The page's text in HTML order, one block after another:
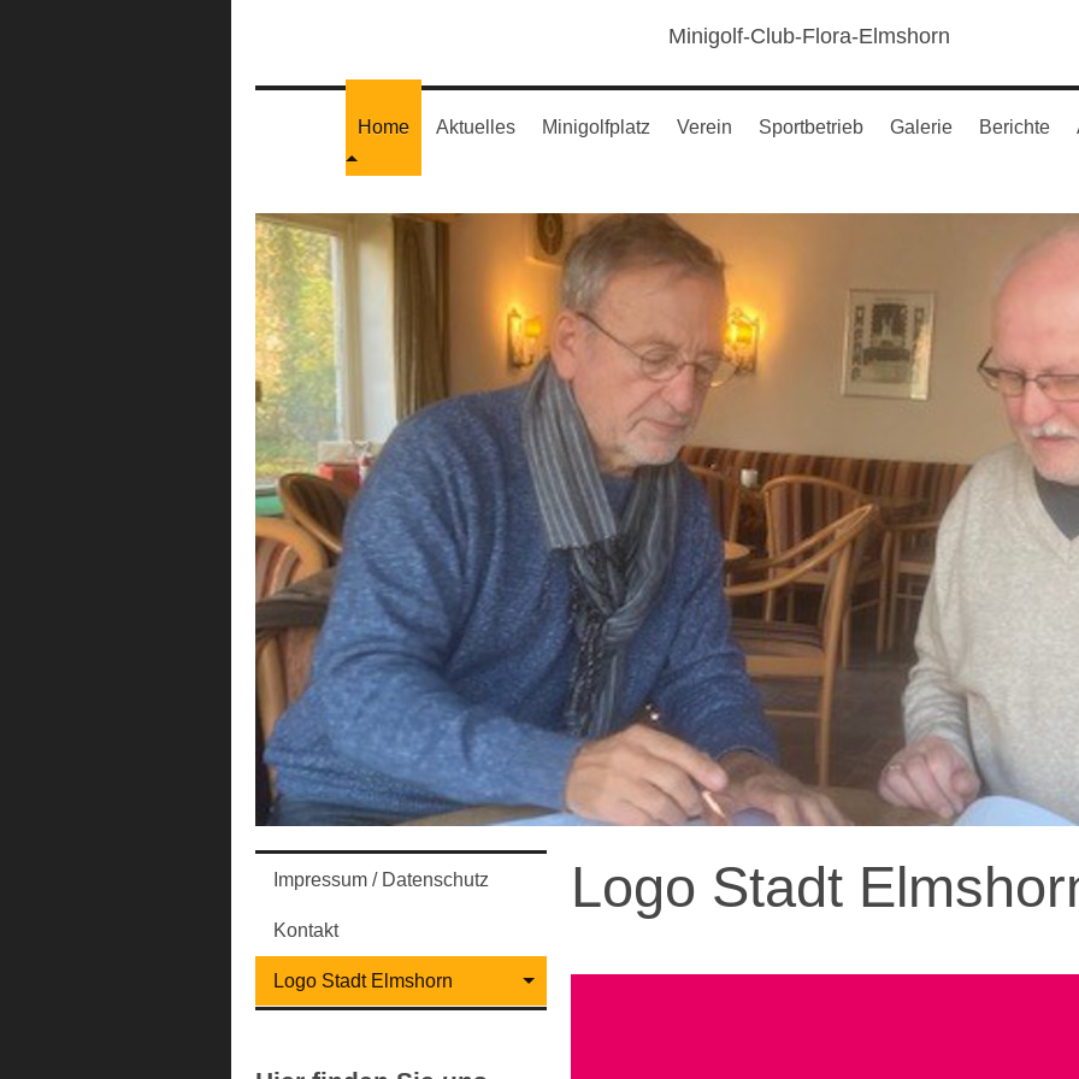
Minigolf-Club-Flora-Elmshorn
Home Aktuelles Minigolfplatz Verein Sportbetrieb Galerie Berichte
Logo Stadt
Impressum / Datenschutz
Kontakt
Logo Stadt Elmshorn